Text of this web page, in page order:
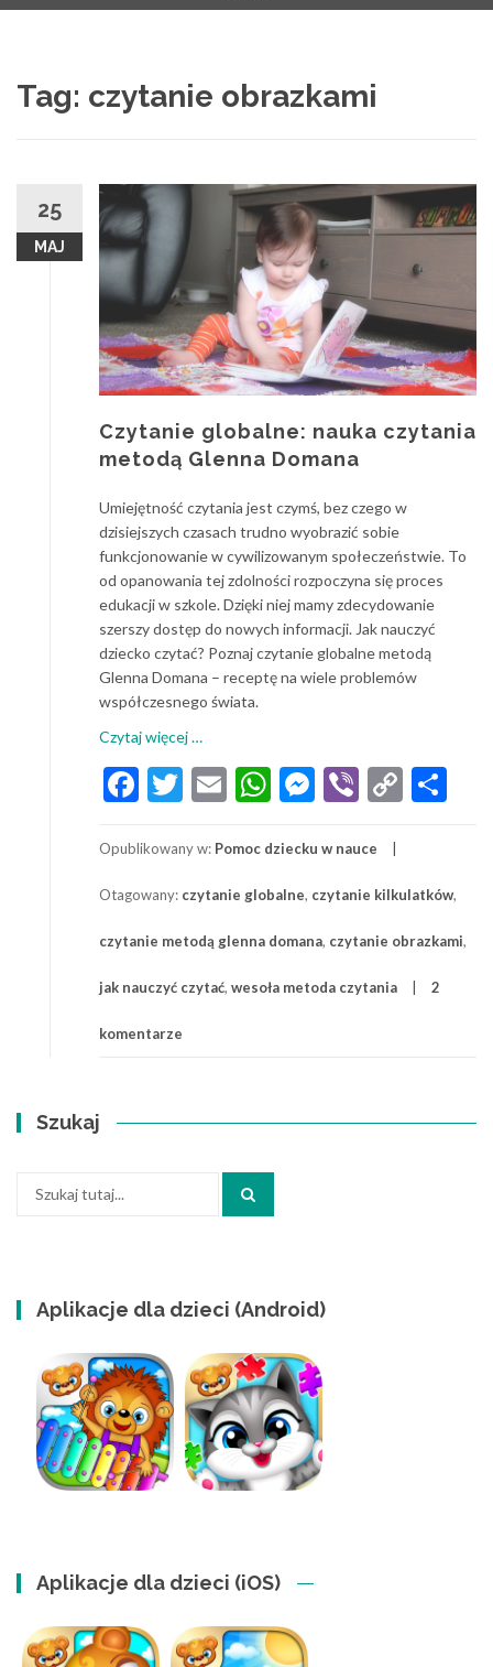
Tag: czytanie obrazkami
25
MAJ
Czytanie globalne: nauka czytania
metodą Glenna Domana
Umiejętność czytania jest czymś, bez czego w
dzisiejszych czasach trudno wyobrazić sobie
funkcjonowanie w cywilizowanym społeczeństwie. To
od opanowania tej zdolności rozpoczyna się proces
edukacji w szkole. Dzięki niej mamy zdecydowanie
szerszy dostęp do nowych informacji. Jak nauczyć
dziecko czytać? Poznaj czytanie globalne metodą
Glenna Domana – receptę na wiele problemów
współczesnego świata.
Czytaj więcej
globalne:
nauka
metodą
Domana
…
Facebook
Twitter
EmailWhatsApp
Messenger
Viber
Copy
Opublikowany w: Pomoc dziecku w nauce
Otagowany: czytanie globalne, czytanie kilkulatków,
czytanie metodą glenna domana, czytanie obrazkami,
jak nauczyć czytać, wesoła metoda czytania 2
komentarze
Szukaj
Aplikacje dla dzieci (Android)
Aplikacje dla dzieci (iOS)